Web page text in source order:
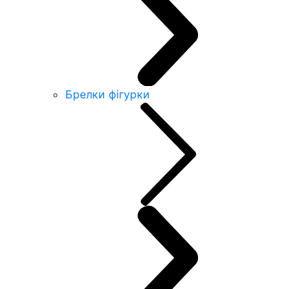
Брелки фігурки